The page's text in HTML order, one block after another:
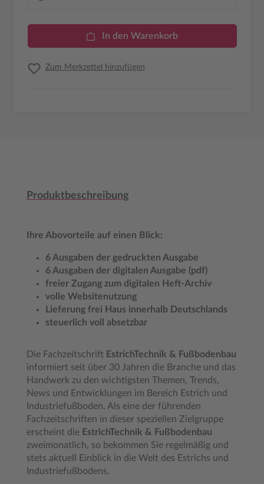
In den Warenkorb
Zum Merkzettel hinzufügen
Produktbeschreibung
Ihre Abovorteile auf einen Blick:
6 Ausgaben der gedruckten Ausgabe
6 Ausgaben der digitalen Ausgabe (pdf)
freier Zugang zum digitalen Heft-Archiv
volle Websitenutzung
Lieferung frei Haus innerhalb Deutschlands
steuerlich voll absetzbar
Die Fachzeitschrift EstrichTechnik & Fußbodenbau
informiert seit über 30 Jahren die Branche und das
Handwerk zu den wichtigsten Themen, Trends,
News und Entwicklungen im Bereich Estrich und
Industriefußboden. Als eine der führenden
Fachzeitschriften in dieser speziellen Zielgruppe
erscheint die EstrichTechnik & Fußbodenbau
zweimonatlich, so bekommen Sie regelmäßig und
stets aktuell Einblick in die Welt des Estrichs und
Industriefußbodens.